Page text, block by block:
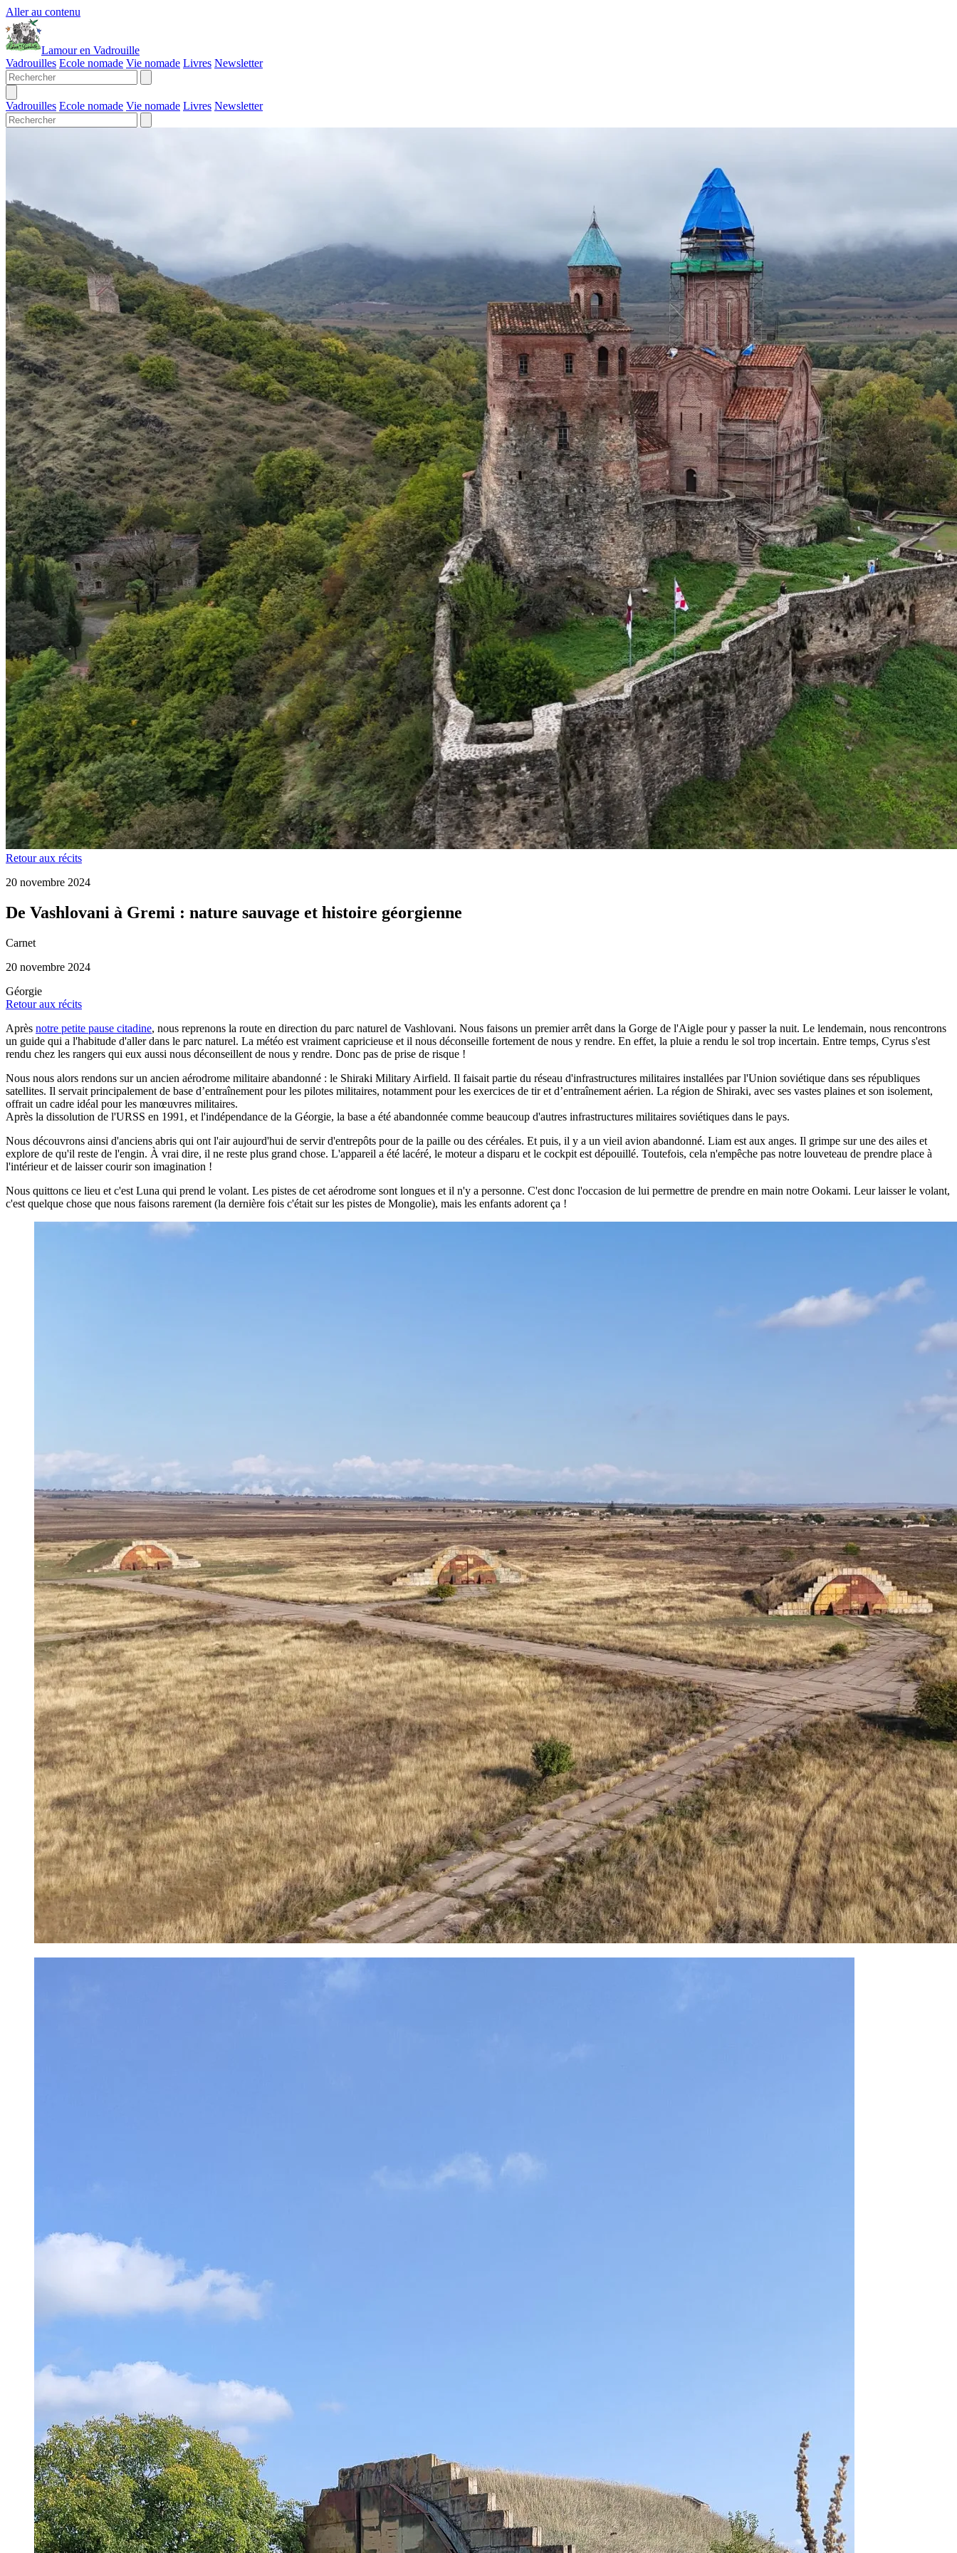
Aller au contenu
Lamour en Vadrouille
Vadrouilles Ecole nomade Vie nomade Livres Newsletter
Vadrouilles Ecole nomade Vie nomade Livres Newsletter
Retour aux récits
20 novembre 2024
De Vashlovani à Gremi : nature sauvage et histoire géorgienne
Carnet
20 novembre 2024
Géorgie
Retour aux récits
Après notre petite pause citadine, nous reprenons la route en direction du parc naturel de Vashlovani. Nous faisons un premier arrêt dans la Gorge de l'Aigle pour y passer la nuit. Le lendemain, nous rencontrons
un guide qui a l'habitude d'aller dans le parc naturel. La météo est vraiment capricieuse et il nous déconseille fortement de nous y rendre. En effet, la pluie a rendu le sol trop incertain. Entre temps, Cyrus s'est
rendu chez les rangers qui eux aussi nous déconseillent de nous y rendre. Donc pas de prise de risque !
Nous nous alors rendons sur un ancien aérodrome militaire abandonné : le Shiraki Military Airfield. Il faisait partie du réseau d'infrastructures militaires installées par l'Union soviétique dans ses républiques
satellites. Il servait principalement de base d’entraînement pour les pilotes militaires, notamment pour les exercices de tir et d’entraînement aérien. La région de Shiraki, avec ses vastes plaines et son isolement,
offrait un cadre idéal pour les manœuvres militaires.
Après la dissolution de l'URSS en 1991, et l'indépendance de la Géorgie, la base a été abandonnée comme beaucoup d'autres infrastructures militaires soviétiques dans le pays.
Nous découvrons ainsi d'anciens abris qui ont l'air aujourd'hui de servir d'entrepôts pour de la paille ou des céréales. Et puis, il y a un vieil avion abandonné. Liam est aux anges. Il grimpe sur une des ailes et
explore de qu'il reste de l'engin. À vrai dire, il ne reste plus grand chose. L'appareil a été lacéré, le moteur a disparu et le cockpit est dépouillé. Toutefois, cela n'empêche pas notre louveteau de prendre place à
l'intérieur et de laisser courir son imagination !
Nous quittons ce lieu et c'est Luna qui prend le volant. Les pistes de cet aérodrome sont longues et il n'y a personne. C'est donc l'occasion de lui permettre de prendre en main notre Ookami. Leur laisser le volant,
c'est quelque chose que nous faisons rarement (la dernière fois c'était sur les pistes de Mongolie), mais les enfants adorent ça !